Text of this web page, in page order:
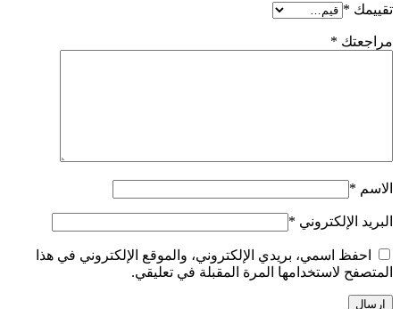
تقييمك *
مراجعتك *
الاسم *
البريد الإلكتروني *
احفظ اسمي، بريدي الإلكتروني، والموقع الإلكتروني في هذا
المتصفح لاستخدامها المرة المقبلة في تعليقي.